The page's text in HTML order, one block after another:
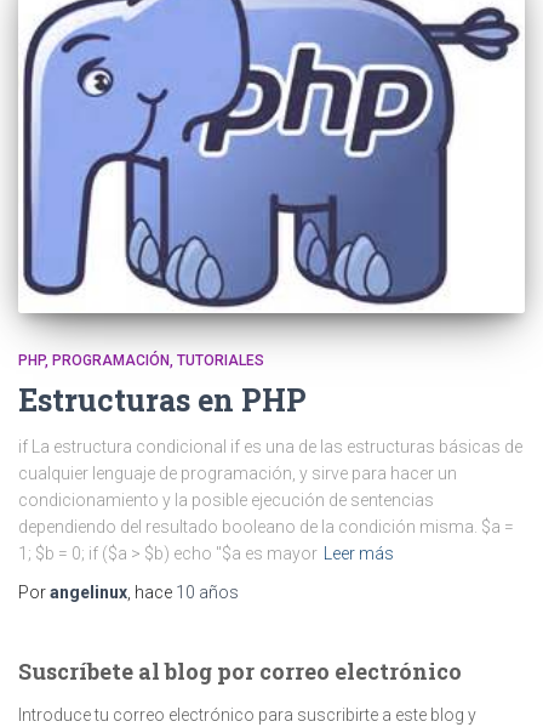
PHP PROGRAMACIÓN TUTORIALES
Estructuras en PHP
if La estructura condicional if es una de las estructuras básicas de
cualquier lenguaje de programación, y sirve para hacer un
condicionamiento y la posible ejecución de sentencias
dependiendo del resultado booleano de la condición misma. $a =
1; $b = 0; if ($a > $b) echo "$a es mayor Leer más
Porangelinux, hace 10 años
Suscríbete al blog por correo electrónico
Introduce tu correo electrónico para suscribirte a este blog y